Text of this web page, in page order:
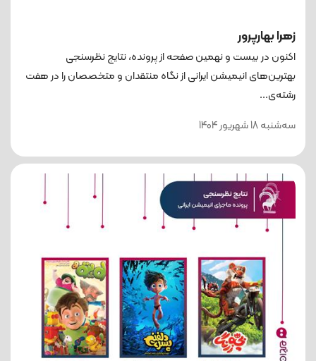
زهرا بهارپرور
اکنون در بیست و نهمین صفحه از پرونده، نتایج نظرسنجی
بهترین‌های انیمیشن ایرانی از نگاه منتقدان و متخصصان را در هفت
رشته‌ی...
ﺳﻪشنبه 18 شهریور 1404